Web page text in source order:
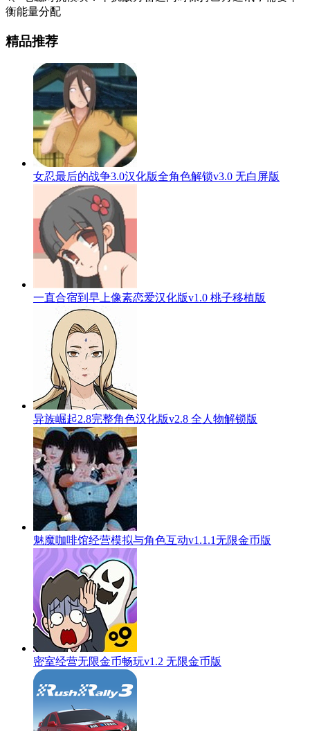
衡能量分配
精品推荐
女忍最后的战争3.0汉化版全角色解锁v3.0 无白屏版
一直合宿到早上像素恋爱汉化版v1.0 桃子移植版
异族崛起2.8完整角色汉化版v2.8 全人物解锁版
魅魔咖啡馆经营模拟与角色互动v1.1.1无限金币版
密室经营无限金币畅玩v1.2 无限金币版